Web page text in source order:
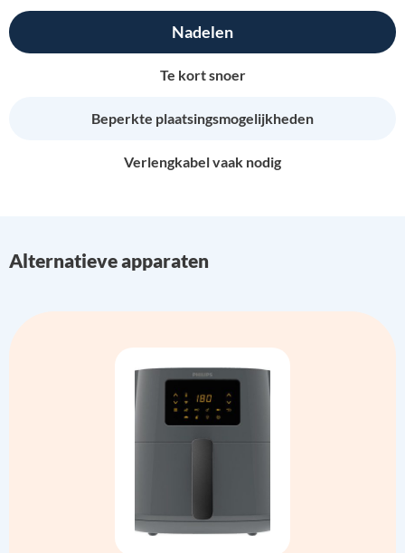
Nadelen
Te kort snoer
Beperkte plaatsingsmogelijkheden
Verlengkabel vaak nodig
Alternatieve apparaten